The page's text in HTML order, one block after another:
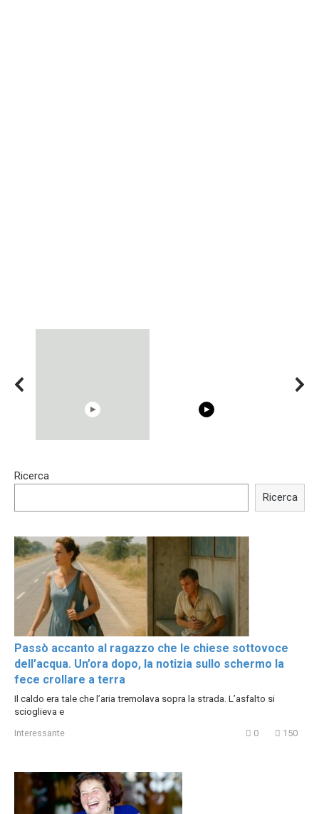
Trying BOLLYWOOD
Shocking illusion - Pretty
Ricerca
Ricerca
Passò accanto al ragazzo che le chiese sottovoce
dell’acqua. Un’ora dopo, la notizia sullo schermo la
fece crollare a terra
Il caldo era tale che l’aria tremolava sopra la strada. L’asfalto si
scioglieva e
Interessante 0 150